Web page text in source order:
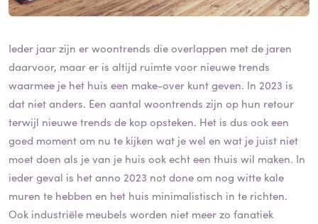
Ieder jaar zijn er woontrends die overlappen met de jaren
daarvoor, maar er is altijd ruimte voor nieuwe trends
waarmee je het huis een make-over kunt geven. In 2023 is
dat niet anders. Een aantal woontrends zijn op hun retour
terwijl nieuwe trends de kop opsteken. Het is dus ook een
goed moment om nu te kijken wat je wel en wat je juist niet
moet doen als je van je huis ook echt een thuis wil maken. In
ieder geval is het anno 2023 not done om nog witte kale
muren te hebben en het huis minimalistisch in te richten.
Ook industriële meubels worden niet meer zo fanatiek